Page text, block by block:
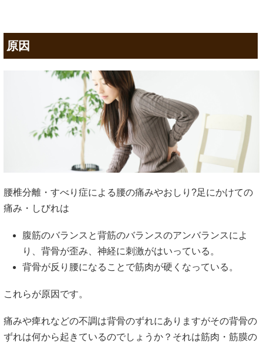
原因
腰椎分離・すべり症による腰の痛みやおしり?足にかけての
痛み・しびれは
腹筋のバランスと背筋のバランスのアンバランスによ
り、背骨が歪み、神経に刺激がはいっている。
背骨が反り腰になることで筋肉が硬くなっている。
これらが原因です。
痛みや痺れなどの不調は背骨のずれにありますがその背骨の
ずれは何から起きているのでしょうか？それは筋肉・筋膜の